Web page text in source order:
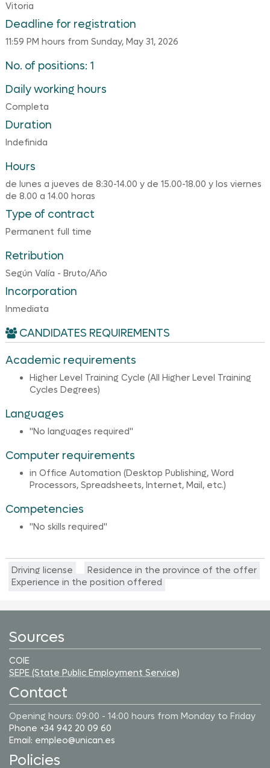
Vitoria
Deadline for registration
11:59 PM hours from Sunday, May 31, 2026
No. of positions: 1
Daily working hours
Completa
Duration
Indefinida
Hours
de lunes a jueves de 8:30-14.00 y de 15.00-18.00 y los viernes
de 8.00 a 14.00 horas
Type of contract
Permanent full time
Retribution
Según Valía - Bruto/Año
Incorporation
Inmediata
CANDIDATES REQUIREMENTS
Academic requirements
Higher Level Training Cycle (All Higher Level Training
Cycles Degrees)
Languages
"No languages required"
Computer requirements
in Office Automation (Desktop Publishing, Word
Processors, Spreadsheets, Internet, Mail, etc.)
Competencies
"No skills required"
Driving license
Residence in the province of the offer
Experience in the position offered
Sources
COIE
SEPE (State Public Employment Service)
Contact
Opening hours: 09:00 - 14:00 hours from Monday to Friday
Phone +34 942 20 09 60
Email: empleo@unican.es
Policies